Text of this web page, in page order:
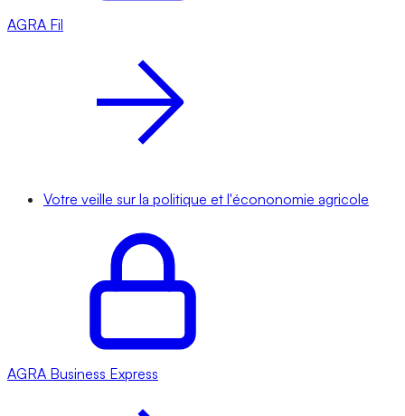
AGRA Fil
Votre veille sur la politique et l'écononomie agricole
AGRA Business Express